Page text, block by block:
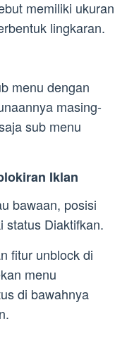
memiliki ukuran
lingkaran.
menu dengan
masing-
sub menu
Iklan
bawaan, posisi
status Diaktifkan.
fitur unblock di
menu
di bawahnya